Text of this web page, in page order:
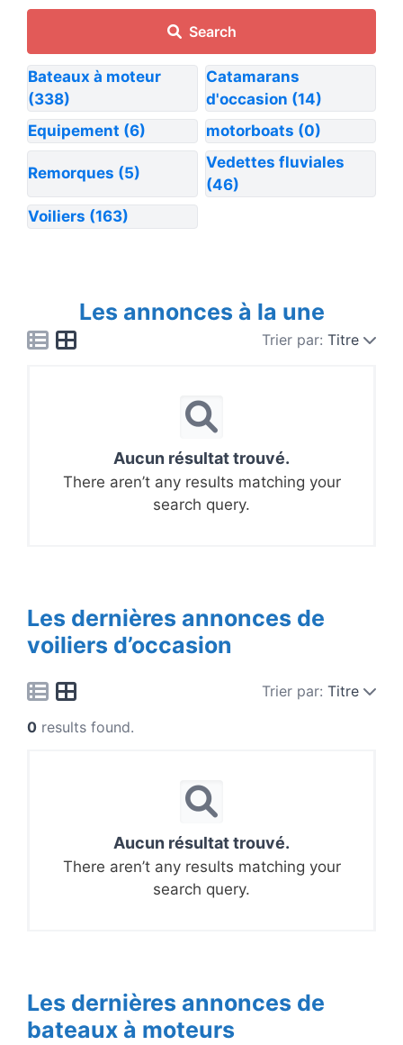
Search
Bateaux à moteur
(338)
Catamarans
d'occasion (14)
Equipement (6) motorboats (0)
Remorques (5)
Vedettes fluviales
(46)
Voiliers (163)
Les annonces à la une
Trier par: Titre
Aucun résultat trouvé.
There aren’t any results matching your
search query.
Les dernières annonces de
voiliers d’occasion
Trier par: Titre
0 results found.
Aucun résultat trouvé.
There aren’t any results matching your
search query.
Les dernières annonces de
bateaux à moteurs